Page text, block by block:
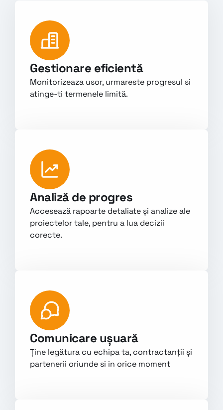
Gestionare eficientă
Monitorizeaza usor, urmareste progresul si
atinge-ti termenele limită.
Analiză de progres
Accesează rapoarte detaliate și analize ale
proiectelor tale, pentru a lua decizii
corecte.
Comunicare ușuară
Ține legătura cu echipa ta, contractanții și
partenerii oriunde si in orice moment